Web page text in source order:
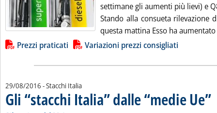
settimane gli aumenti più lievi) e
Stando alla consueta rilevazione
questa mattina Esso ha aumentato
Lista allegati PDF alla notizia
Prezzi praticati Variazioni prezzi consigliati
29/08/2016 - Stacchi Italia
Gli “stacchi Italia” dalle “medie Ue”..